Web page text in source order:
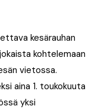
kesärauhan
kohtelemaan
vietossa.
aina 1. toukokuuta
yksi